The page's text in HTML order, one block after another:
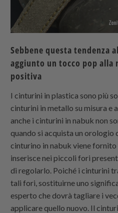
Sebbene questa tendenza
aggiunto un tocco pop alla
positiva
I cinturini in plastica sono più
cinturini in metallo su misura e
anche i cinturini in nabuk non
quando si acquista un orologio
cinturino in nabuk viene fornito
inserisce nei piccoli fori
di regolarlo. Poiché i cinturini
tali fori, sostituirne uno
esperto che dovrà tagliare i
applicare quello nuovo. Il